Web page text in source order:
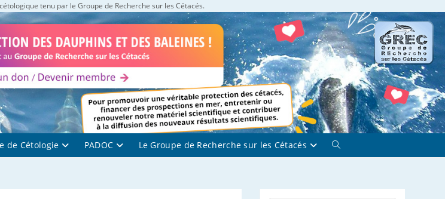
tenu par le Groupe de Recherche sur les Cétacés.
de Cétologie PADOC Le Groupe de Recherche sur les Cétacés Toggle
search